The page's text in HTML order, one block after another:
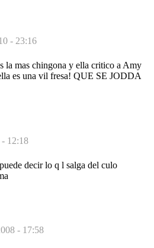
- 23:16
la mas chingona y ella critico a Amy
es una vil fresa! QUE SE JODDA
- 12:18
decir lo q l salga del culo
- 17:58